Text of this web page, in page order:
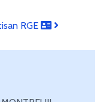
RGE